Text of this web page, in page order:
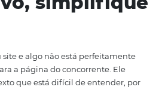
conhecer o caminho que ele
dele até efetuar uma reserva,
design e definir ambientes